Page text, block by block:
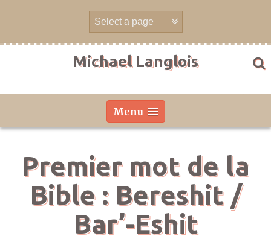
Michael Langlois
Menu
Premier mot de la
Bible : Bereshit /
Bar’-Eshit